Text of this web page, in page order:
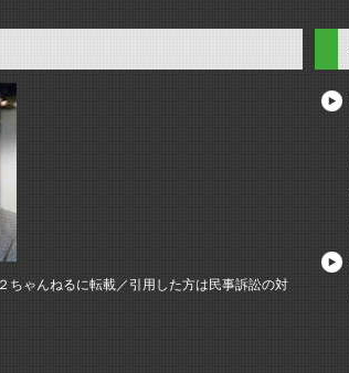
ちゃんねるに転載／引用した方は民事訴訟の対